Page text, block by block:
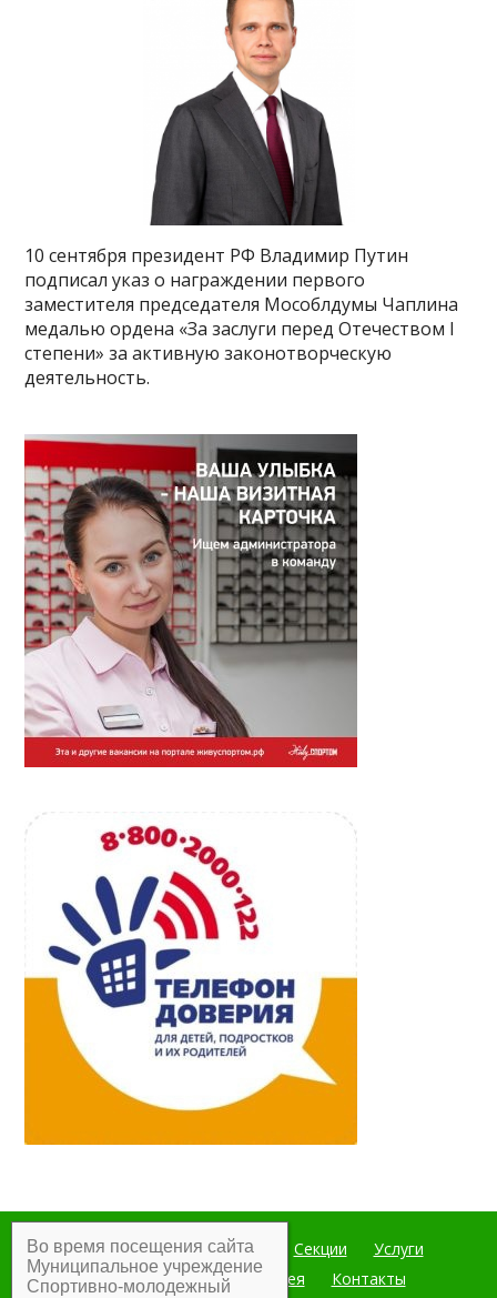
10 сентября президент РФ Владимир Путин
подписал указ о награждении первого
заместителя председателя Мособлдумы Чаплина
медалью ордена «За заслуги перед Отечеством I
степени» за активную законотворческую
деятельность.
Главная Мероприятия Секции
Услуги
Документы
Фотогалерея Контакты
Во время посещения сайта
Муниципальное учреждение
Спортивно-молодежный